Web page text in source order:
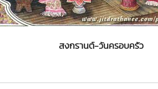
สงกรานต์-วันครอบครัว